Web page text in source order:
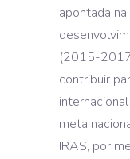
apontada
(2015-
contribuir
meta
IRAS, por